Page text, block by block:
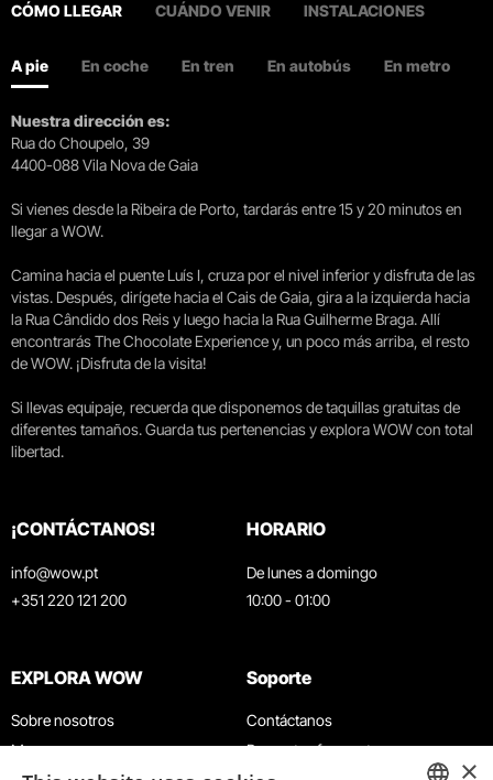
CÓMO LLEGAR CUÁNDO VENIR INSTALACIONES
A pie En coche En tren En autobús En metro
Nuestra dirección es:
Rua do Choupelo, 39
4400-088 Vila Nova de Gaia
Si vienes desde la Ribeira de Porto, tardarás entre 15 y 20 minutos en
llegar a WOW.
Camina hacia el puente Luís I, cruza por el nivel inferior y disfruta de las
vistas. Después, dirígete hacia el Cais de Gaia, gira a la izquierda hacia
la Rua Cândido dos Reis y luego hacia la Rua Guilherme Braga. Allí
encontrarás The Chocolate Experience y, un poco más arriba, el resto
de WOW. ¡Disfruta de la visita!
Si llevas equipaje, recuerda que disponemos de taquillas gratuitas de
diferentes tamaños. Guarda tus pertenencias y explora WOW con total
libertad.
¡CONTÁCTANOS!
info@wow.pt
+351 220 121 200
HORARIO
De lunes a domingo
10:00 - 01:00
EXPLORA WOW
Sobre nosotros
Museos
Soporte
Contáctanos
Preguntas frecuentes
×